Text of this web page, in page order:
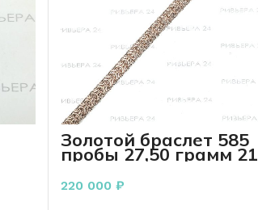
Золотой браслет 585
пробы 27,50 грамм 21
см
220 000 ₽